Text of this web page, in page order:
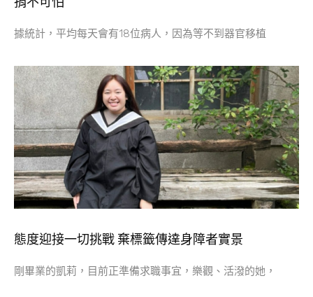
據統計，平均每天會有18位病人，因為等不到器官移植
態度迎接一切挑戰 棄標籤傳達身障者實景
剛畢業的凱莉，目前正準備求職事宜，樂觀、活潑的她，